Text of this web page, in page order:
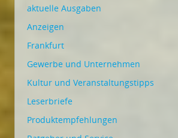
aktuelle Ausgaben
Anzeigen
Frankfurt
Gewerbe und Unternehmen
Kultur und Veranstaltungstipps
Leserbriefe
Produktempfehlungen